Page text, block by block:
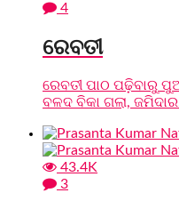
4
ରେବତୀ
ରେବତୀ ପାଠ ପଢ଼ିବାରୁ
ବଳଦ ବିକା ଗଲା,
43.4K
3